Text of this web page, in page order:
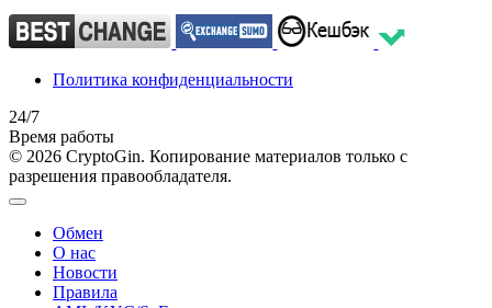
Политика конфиденциальности
24/7
Время работы
© 2026 CryptoGin. Копирование материалов только с
разрешения правообладателя.
Обмен
О нас
Новости
Правила